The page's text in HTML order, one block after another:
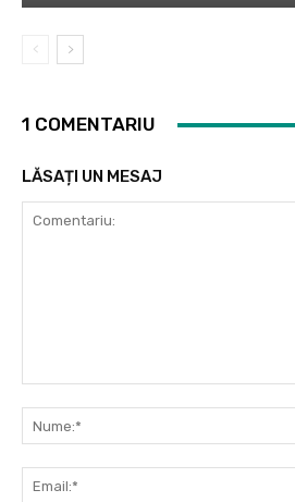
1 COMENTARIU
LĂSAȚI UN MESAJ